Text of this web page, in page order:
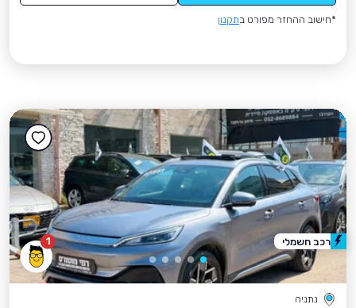
*חישוב ההחזר מפורט בתקנון
1
נתניה
רכב חשמלי